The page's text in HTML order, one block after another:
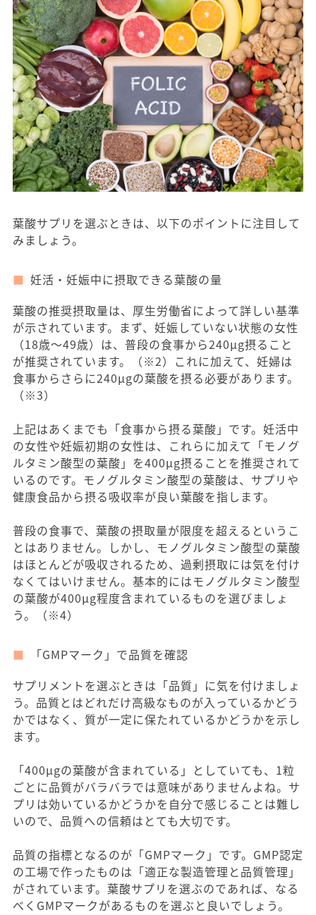
葉酸サプリを選ぶときは、以下のポイントに注目して
みましょう。
妊活・妊娠中に摂取できる葉酸の量
葉酸の推奨摂取量は、厚生労働省によって詳しい基準
が示されています。まず、妊娠していない状態の女性
（18歳〜49歳）は、普段の食事から240μg摂ること
が推奨されています。（※2）これに加えて、妊婦は
食事からさらに240μgの葉酸を摂る必要があります。
（※3）
上記はあくまでも「食事から摂る葉酸」です。妊活中
の女性や妊娠初期の女性は、これらに加えて「モノグ
ルタミン酸型の葉酸」を400μg摂ることを推奨されて
いるのです。モノグルタミン酸型の葉酸は、サプリや
健康食品から摂る吸収率が良い葉酸を指します。
普段の食事で、葉酸の摂取量が限度を超えるというこ
とはありません。しかし、モノグルタミン酸型の葉酸
はほとんどが吸収されるため、過剰摂取には気を付け
なくてはいけません。基本的にはモノグルタミン酸型
の葉酸が400μg程度含まれているものを選びましょ
う。（※4）
「GMPマーク」で品質を確認
サプリメントを選ぶときは「品質」に気を付けましょ
う。品質とはどれだけ高級なものが入っているかどう
かではなく、質が一定に保たれているかどうかを示し
ます。
「400μgの葉酸が含まれている」としていても、1粒
ごとに品質がバラバラでは意味がありませんよね。サ
プリは効いているかどうかを自分で感じることは難し
いので、品質への信頼はとても大切です。
品質の指標となるのが「GMPマーク」です。GMP認定
の工場で作ったものは「適正な製造管理と品質管理」
がされています。葉酸サプリを選ぶのであれば、なる
べくGMPマークがあるものを選ぶと良いでしょう。